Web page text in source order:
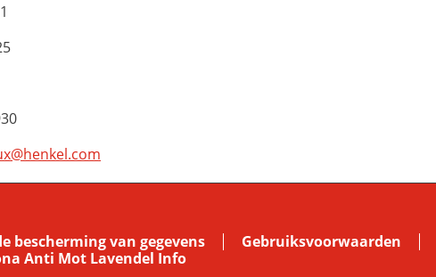
bescherming van gegevens Gebruiksvoorwaarden
Anti Mot Lavendel Info